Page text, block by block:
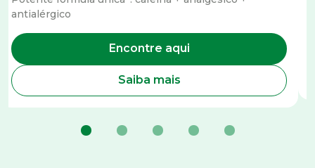
antialérgico
Encontre aqui
Saiba mais